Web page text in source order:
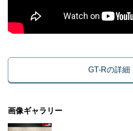
GT-Rの詳細
画像ギャラリー